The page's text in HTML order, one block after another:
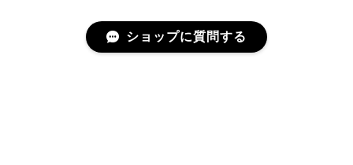
ショップに質問する